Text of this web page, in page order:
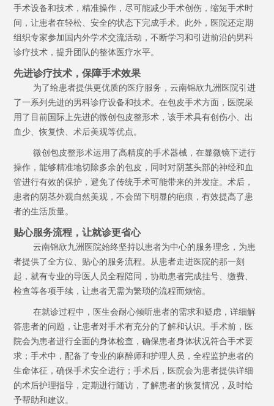
手术设备和技术，精准操作，尽可能减少手术创伤，缩短手术时
间，让患者在轻松、安全的状态下完成手术。此外，医院还定期
组织专家参加国内外学术交流活动，不断学习和引进前沿的男科
诊疗技术，提升团队的整体医疗水平。
先进诊疗技术，保障手术效果
为了给患者提供更优质的医疗服务，云南锦欣九洲医院引进
了一系列先进的男科诊疗设备和技术。在包皮手术方面，医院采
用了目前国际上先进的微创包皮整形术，该手术具有创伤小、出
血少、恢复快、术后美观等优点。
微创包皮整形术运用了高精度的手术器械，在显微镜下进行
操作，能够精准地切除多余的包皮，同时对阴茎头部的神经和血
管进行有效的保护，避免了传统手术可能带来的并发症。术后，
患者的阴茎外观自然美观，不会留下明显的疤痕，有效提高了患
者的生活质量。
贴心服务流程，让就诊更省心
云南锦欣九洲医院始终坚持以患者为中心的服务理念，为患
者提供了全方位、贴心的服务流程。从患者走进医院的那一刻
起，就有专业的导医人员全程陪同，协助患者完成挂号、缴费、
检查等各项手续，让患者无需为繁琐的流程而烦恼。
在就诊过程中，医生会耐心倾听患者的需求和疑虑，详细解
答患者的问题，让患者对手术有充分的了解和认识。手术前，医
院会为患者进行全面的身体检查，确保患者身体状况符合手术要
求；手术中，配备了专业的麻醉师和护理人员，全程监护患者的
生命体征，确保手术安全进行；手术后，医院会为患者提供详细
的术后护理指导，定期进行随访，了解患者的恢复情况，及时给
予帮助和建议。